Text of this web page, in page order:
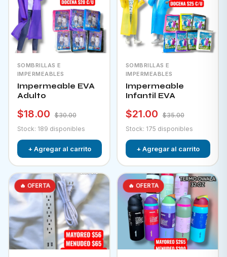
SOMBRILLAS E
IMPERMEABLES
Impermeable EVA
Adulto
$18.00
$30.00
Stock: 189 disponibles
+ Agregar al carrito
SOMBRILLAS E
IMPERMEABLES
Impermeable
Infantil EVA
$21.00
$35.00
Stock: 175 disponibles
+ Agregar al carrito
🔥 OFERTA 🔥 OFERTA